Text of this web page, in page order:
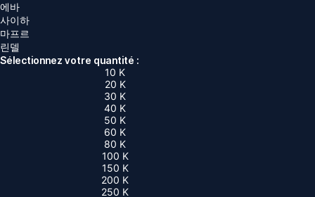
에바
사이하
마프르
린델
Sélectionnez votre quantité :
10 K
20 K
30 K
40 K
50 K
60 K
80 K
100 K
150 K
200 K
250 K